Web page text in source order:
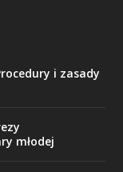
i zasady
młodej